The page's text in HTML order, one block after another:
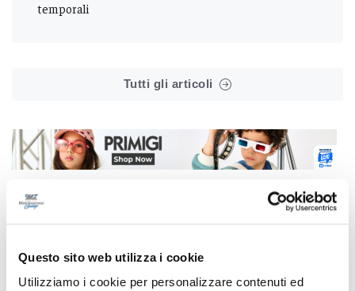
Questo sito web utilizza i cookie
Utilizziamo i cookie per personalizzare contenuti ed
temporali
Tutti gli articoli
Correlati